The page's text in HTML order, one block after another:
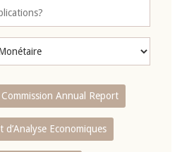
Annual Report
d’Analyse Economiques